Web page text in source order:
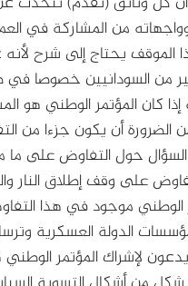
من المشاركة في
الموقف يحتاج إلى شرح لأنه
من السودانيين خصوصا
كان المؤتمر الوطني هو
الضرورة أن يكون جزءا من
حول التفاوض على ما
على وقف إطلاق النار
الوطني موجود في هذا
الدولة العسكرية
لإشراك المؤتمر